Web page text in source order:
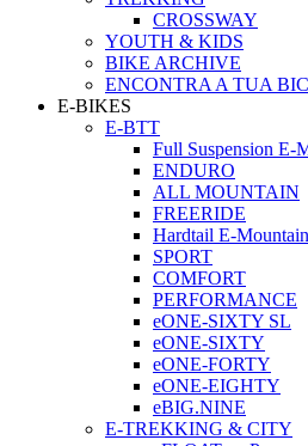
CROSSWAY
YOUTH & KIDS
BIKE ARCHIVE
ENCONTRA A TUA
E-BIKES
E-BTT
Full Suspension E-
ENDURO
ALL MOUNTAIN
FREERIDE
Hardtail E-
SPORT
COMFORT
PERFORMANCE
eONE-SIXTY SL
eONE-SIXTY
eONE-FORTY
eONE-EIGHTY
eBIG.NINE
E-TREKKING & CITY